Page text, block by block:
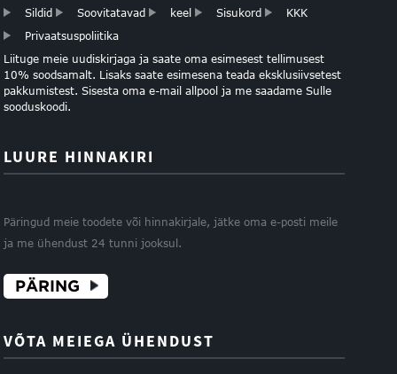
Sildid Soovitatavad keel Sisukord
KKK
Privaatsuspoliitika
Liituge meie uudiskirjaga ja saate oma esimesest tellimusest
10% soodsamalt. Lisaks saate esimesena teada eksklusiivsetest
pakkumistest. Sisesta oma e-mail allpool ja me saadame Sulle
sooduskoodi.
LUURE HINNAKIRI
Päringud meie toodete või hinnakirjale, jätke oma e-posti meile
ja me ühendust 24 tunni jooksul.
PÄRING
VÕTA MEIEGA ÜHENDUST